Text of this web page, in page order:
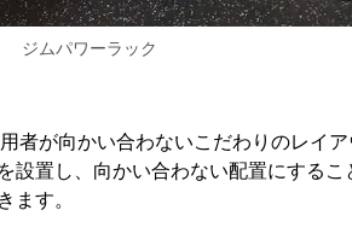
ジムパワーラック
者が向かい合わないこだわりのレイア
設置し、向かい合わない配置にするこ
ます。